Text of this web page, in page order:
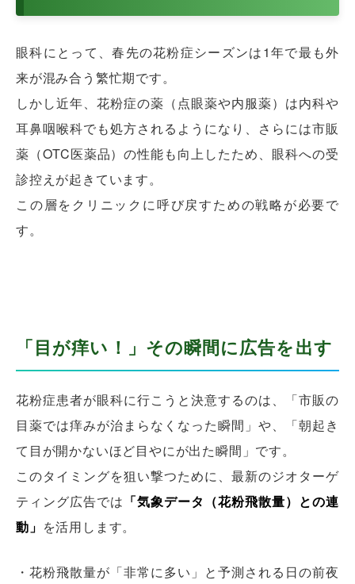
眼科にとって、春先の花粉症シーズンは1年で最も外
来が混み合う繁忙期です。
しかし近年、花粉症の薬（点眼薬や内服薬）は内科や
耳鼻咽喉科でも処方されるようになり、さらには市販
薬（OTC医薬品）の性能も向上したため、眼科への受
診控えが起きています。
この層をクリニックに呼び戻すための戦略が必要で
す。
「目が痒い！」その瞬間に広告を出す
花粉症患者が眼科に行こうと決意するのは、「市販の
目薬では痒みが治まらなくなった瞬間」や、「朝起き
て目が開かないほど目やにが出た瞬間」です。
このタイミングを狙い撃つために、最新のジオターゲ
ティング広告では 「気象データ（花粉飛散量）との連
動」 を活用します。
・花粉飛散量が「非常に多い」と予測される日の前夜